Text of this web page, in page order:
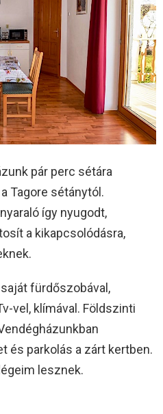
pár perc sétára
Tagore sétánytól.
így nyugodt,
a kikapcsolódásra,
fürdőszobával,
vel, klímával. Földszinti
és parkolás a zárt kertben.
lesznek.